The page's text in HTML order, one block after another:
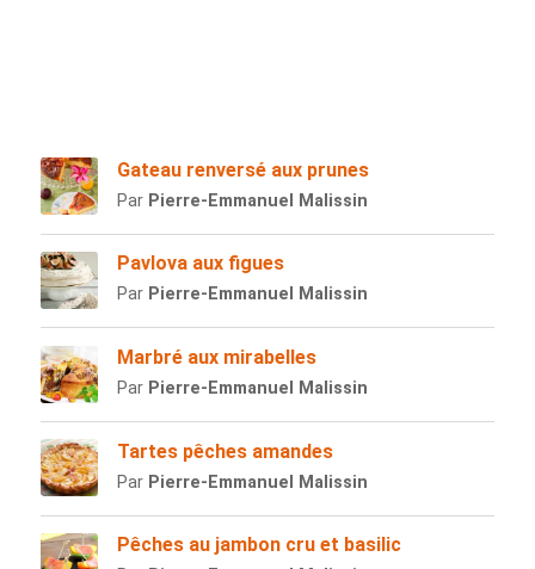
Gateau renversé aux prunes
Par Pierre-Emmanuel Malissin
Pavlova aux figues
Par Pierre-Emmanuel Malissin
Marbré aux mirabelles
Par Pierre-Emmanuel Malissin
Tartes pêches amandes
Par Pierre-Emmanuel Malissin
Pêches au jambon cru et basilic